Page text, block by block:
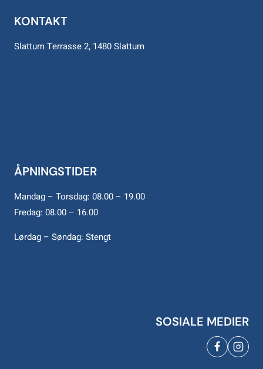
KONTAKT
Slattum Terrasse 2, 1480 Slattum
ÅPNINGSTIDER
Mandag – Torsdag: 08.00 – 19.00
Fredag: 08.00 – 16.00
Lørdag – Søndag: Stengt
SOSIALE MEDIER